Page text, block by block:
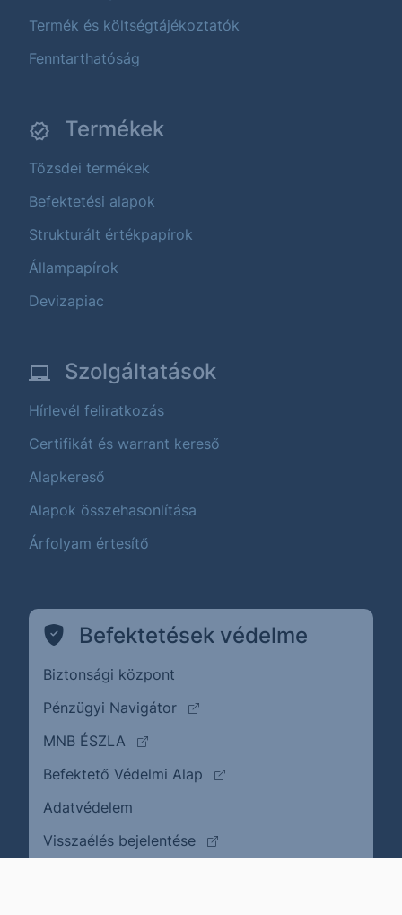
Termék és költségtájékoztatók
Fenntarthatóság
Termékek
Tőzsdei termékek
Befektetési alapok
Strukturált értékpapírok
Állampapírok
Devizapiac
Szolgáltatások
Hírlevél feliratkozás
Certifikát és warrant kereső
Alapkereső
Alapok összehasonlítása
Árfolyam értesítő
Befektetések védelme
Biztonsági központ
Pénzügyi Navigátor
(külső oldalra ugrik)
MNB ÉSZLA
(külső oldalra ugrik)
Befektető Védelmi Alap
(külső oldalra ugrik)
Adatvédelem
Visszaélés bejelentése
(külső oldalra ugrik)